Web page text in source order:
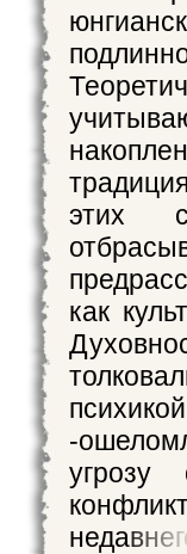
этих
как
-
угрозу